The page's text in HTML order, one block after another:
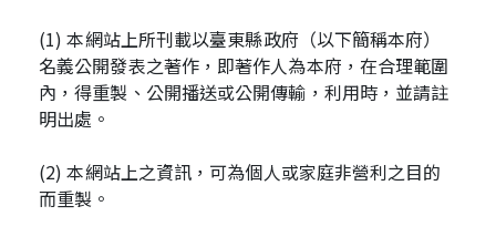
(1) 本網站上所刊載以臺東縣政府（以下簡稱本府）
名義公開發表之著作，即著作人為本府，在合理範圍
內，得重製、公開播送或公開傳輸，利用時，並請註
明出處。
(2) 本網站上之資訊，可為個人或家庭非營利之目的
而重製。